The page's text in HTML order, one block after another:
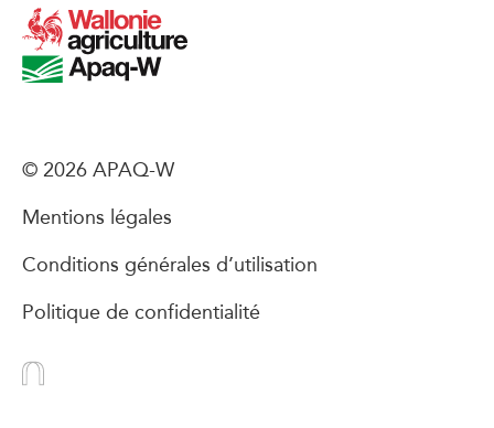
© 2026 APAQ-W
Mentions légales
Conditions générales d’utilisation
Politique de confidentialité